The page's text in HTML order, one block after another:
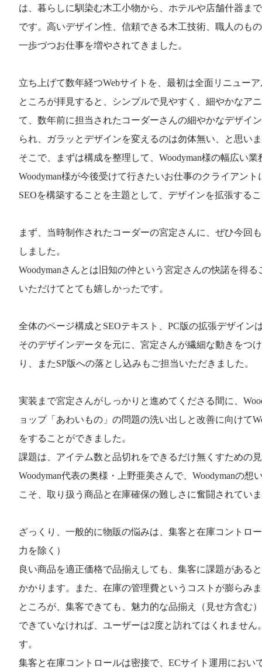
は、暮らしに馴染む木工小物から、ホテルや店舗什器ま
です。高いデザイン性、信頼できる木工技術、職人のも
一歩づつお仕事を増やされてきました。
立ち上げて数年経つWebサイトを、最初は全面リニュー
ところが拝見すると、シンプルで見やすく、細やかなア
て、数年前に担当されたコーダーさんの細やかなデザイ
られ、ガラッとデザインを変えるのは勿体無い、と思い
そこで、まずは構成を整理して、Woodyman様の幅広い
Woodyman様が今後受けて行きたいお仕事のクライアン
SEOを構築することを主題として、デザインを拡張する
まず、当時制作されたコーダーの宮定さんに、ぜひ今回
しました。
Woodymanさんとは旧知の仲という宮定さんの快諾を得
いただけてとても嬉しかったです。
全体のページ構成とSEOテキスト、PC版の拡張デザイン
そのデザインデータを元に、宮定さんが繊細な動きをつ
り、またSP版への落とし込みもご担当いただきました。
実装まで宮定さんがしっかりと進めてくださる間に、
ョップ「あわいもの」の問題の洗い出しと改善に向けて
をすることができました。
課題は、アイテム数と品切れをできるだけ無くすための
Woodyman代表の奥様・上野亜美さんで、Woodymanの想
こそ、取り扱う商品と在庫確保の難しさに奮闘されてい
ざっくり、一般的に物販の悩みは、集客と在庫コントロ
力を除く）
良い商品を適正価格で品揃えしても、集客に課題がある
かかります。また、在庫の管理費というコストが膨らみ
ところが、集客できても、魅力的な品揃え（見せ方含む
できていなければ、ユーザーは2度と訪れてはくれません
す。
集客と在庫コントロールは密接で、ECサイト運用におい